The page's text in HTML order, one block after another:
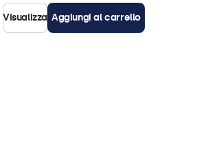
Visualizza Aggiungi al carrello